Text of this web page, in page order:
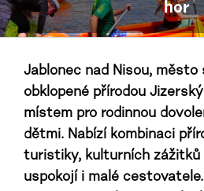
hor
Jablonec nad Nisou, město
obklopené přírodou
místem pro rodinnou
dětmi. Nabízí kombinaci
turistiky, kulturních
uspokojí i malé